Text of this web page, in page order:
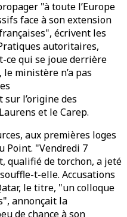
"à toute l’Europe
face à son extension
écrivent les
autoritaires,
ce qui se joue derrière
ministère n’a pas
sur l’origine des
et le Carep.
aux premières loges
Point. "Vendredi 7
qualifié de torchon, a jeté
t-elle. Accusations
le titre, "un colloque
annonçait la
de chance à son